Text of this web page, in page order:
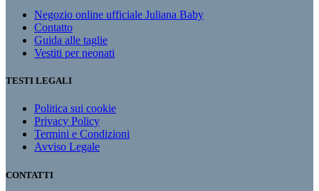
Negozio online ufficiale Juliana Baby
Contatto
Guida alle taglie
Vestiti per neonati
TESTI LEGALI
Politica sui cookie
Privacy Policy
Termini e Condizioni
Avviso Legale
CONTATTI